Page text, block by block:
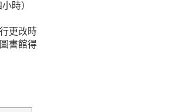
時）
更改時
書館得